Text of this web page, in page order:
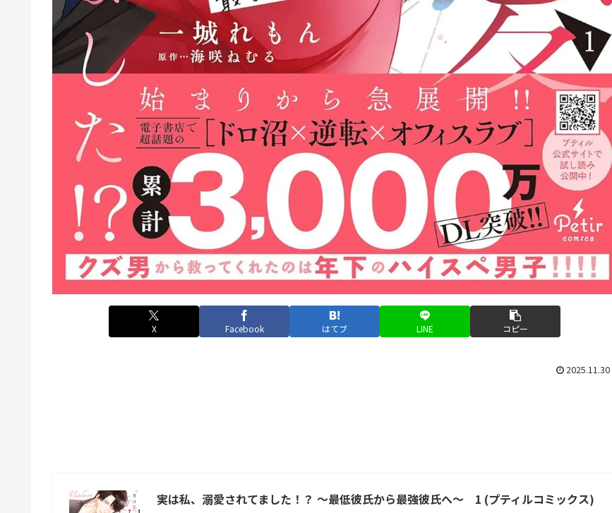
X Facebook はてブ LINE コピー
2025.11.30
実は私、溺愛されてました！？ ～最低彼氏から最強彼氏へ～ 1 (プティルコミックス)